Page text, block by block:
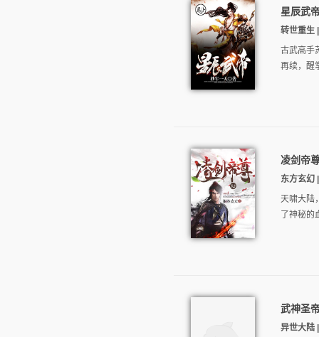
星辰武
转世重生
古武高手
再续，醒
凌剑帝
东方玄幻
天啸大陆
了神秘
武神圣
异世大陆